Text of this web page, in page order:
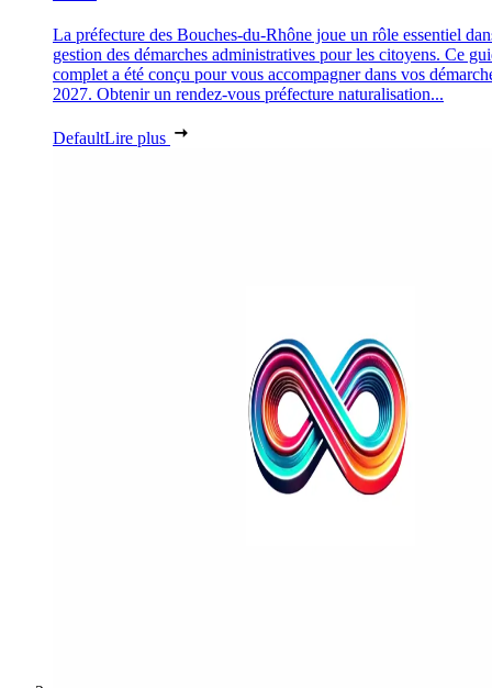
La préfecture des Bouches-du-Rhône joue un rôle essentiel
gestion des démarches administratives pour les citoyens. Ce
complet a été conçu pour vous accompagner dans vos
2027. Obtenir un rendez-vous préfecture naturalisation...
DefaultLire plus